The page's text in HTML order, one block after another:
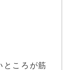
ところが筋